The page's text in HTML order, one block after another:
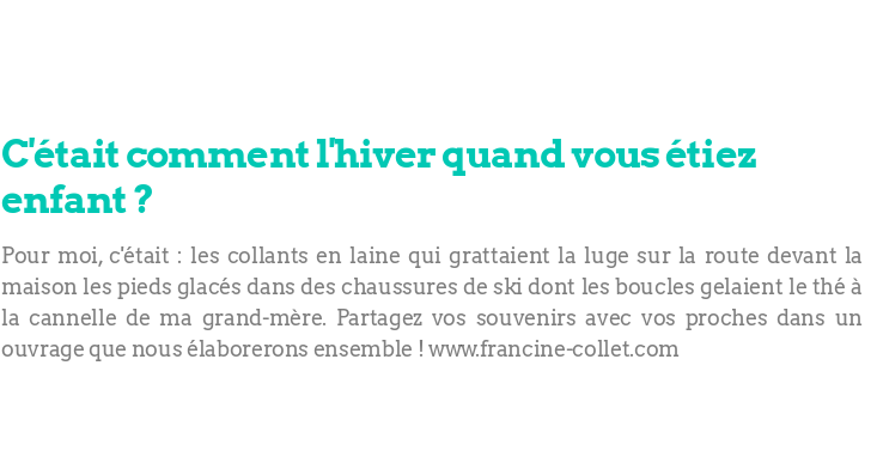
C'était comment l'hiver quand vous étiez
enfant ?
Pour moi, c'était : les collants en laine qui grattaient la luge sur la route devant la
maison les pieds glacés dans des chaussures de ski dont les boucles gelaient le thé à
la cannelle de ma grand-mère. Partagez vos souvenirs avec vos proches dans un
ouvrage que nous élaborerons ensemble ! www.francine-collet.com